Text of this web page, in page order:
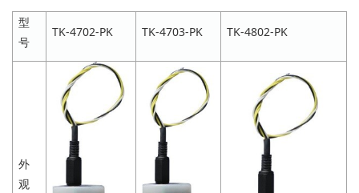
型
号
TK-4702-PK TK-4703-PK TK-4802-PK
外
观